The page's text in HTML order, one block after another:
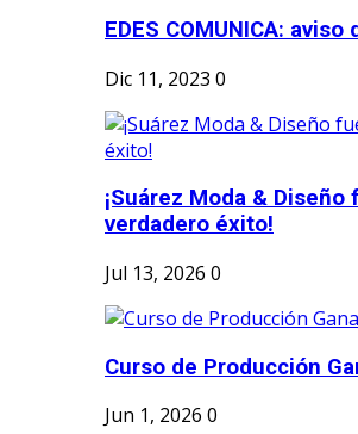
EDES COMUNICA: aviso
Dic 11, 2023 0
¡Suárez Moda & Diseño
verdadero éxito!
Jul 13, 2026 0
Curso de Producción
Jun 1, 2026 0